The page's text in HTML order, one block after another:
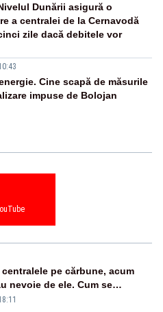
Dunării asigură o
a centralei de la Cernavodă
zile dacă debitele vor
Cine scapă de măsurile
impuse de Bolojan
pe cărbune, acum
nevoie de ele. Cum se
în plină criză energetică